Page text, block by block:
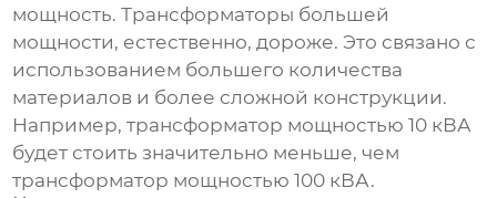
мощность. Трансформаторы большей
мощности, естественно, дороже. Это связано с
использованием большего количества
материалов и более сложной конструкции.
Например, трансформатор мощностью 10 кВА
будет стоить значительно меньше, чем
трансформатор мощностью 100 кВА.